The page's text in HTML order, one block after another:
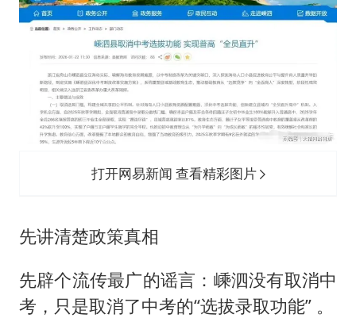
打开网易新闻 查看精彩图片
先讲清楚政策真相
先辟个流传最广的谣言：嵊泗没有取消中
考，只是取消了中考的“选拔录取功能” 。